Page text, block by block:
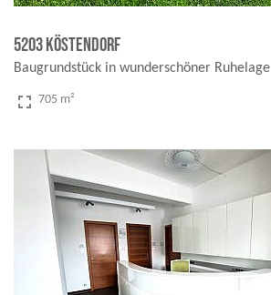
5203 Köstendorf
Baugrundstück in wunderschöner Ruhelage
fullscreen 705 m²